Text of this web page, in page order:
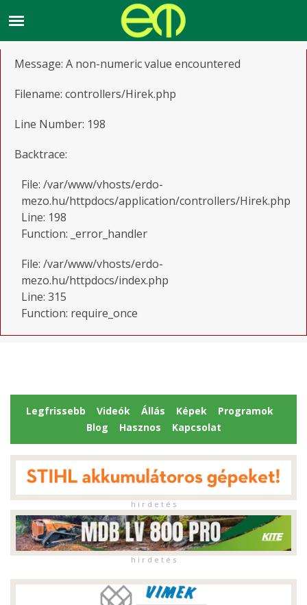
A PHP Error was encountered
Message: A non-numeric value encountered
Filename: controllers/Hirek.php
Line Number: 198
Backtrace:
File: /var/www/vhosts/erdo-
mezo.hu/httpdocs/application/controllers/Hirek.php
Line: 198
Function: _error_handler
File: /var/www/vhosts/erdo-
mezo.hu/httpdocs/index.php
Line: 315
Function: require_once
Legfrissebb Videók Állás Képek
Programok
Blog
Hasznos Kapcsolat
h i r d e t é s
h i r d e t é s